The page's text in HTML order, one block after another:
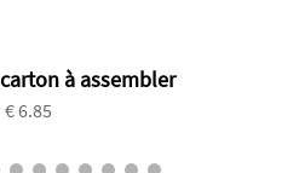
à assembler
€ 6.85